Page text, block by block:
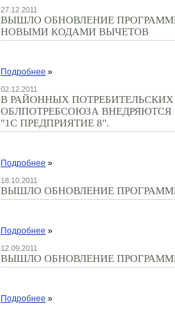
27.12.2011
ВЫШЛО ОБНОВЛЕНИЕ ПРОГРАММЫ
НОВЫМИ КОДАМИ ВЫЧЕТОВ
Подробнее »
02.12.2011
В РАЙОННЫХ
ОБЛПОТРЕБСОЮЗА
"1С ПРЕДПРИЯТИЕ 8".
Подробнее »
18.10.2011
ВЫШЛО ОБНОВЛЕНИЕ
Подробнее »
12.09.2011
ВЫШЛО ОБНОВЛЕНИЕ
Подробнее »